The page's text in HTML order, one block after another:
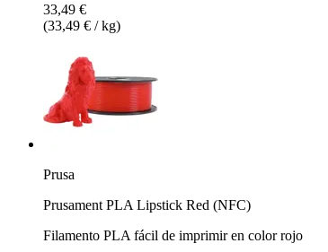
33,49 €
(33,49 € / kg)
Prusa
Prusament PLA Lipstick Red (NFC)
Filamento PLA fácil de imprimir en color rojo